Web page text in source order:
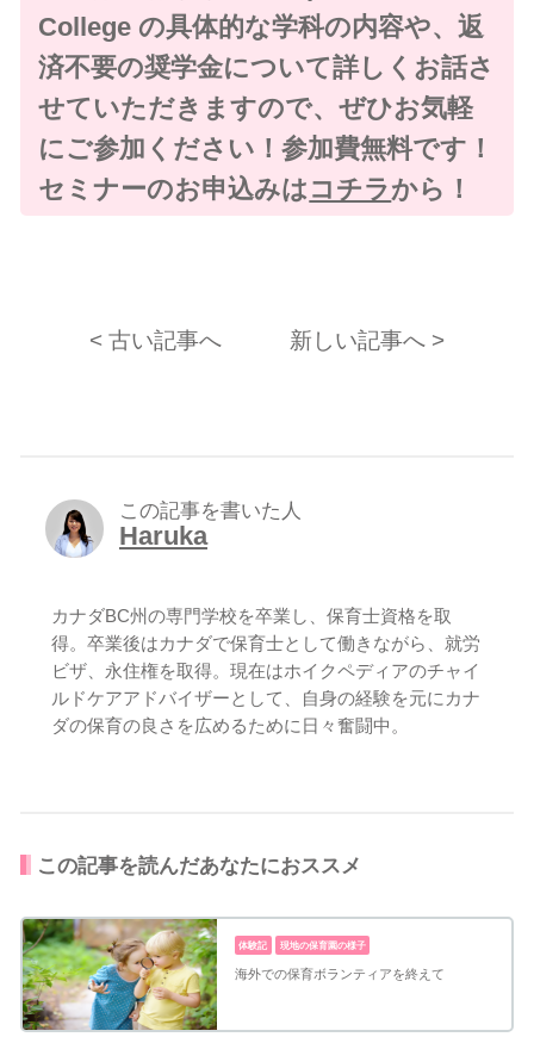
College の具体的な学科の内容や、返
済不要の奨学金について詳しくお話さ
せていただきますので、ぜひお気軽
にご参加ください！参加費無料です！
セミナーのお申込みは コチラから！
< 古い記事へ 新しい記事へ >
この記事を書いた人
Haruka
カナダBC州の専門学校を卒業し、保育士資格を取
得。卒業後はカナダで保育士として働きながら、就労
ビザ、永住権を取得。現在はホイクペディアのチャイ
ルドケアアドバイザーとして、自身の経験を元にカナ
ダの保育の良さを広めるために日々奮闘中。
この記事を読んだあなたにおススメ
体験記 現地の保育園の様子
海外での保育ボランティアを終えて